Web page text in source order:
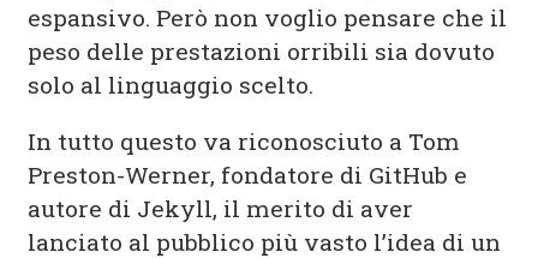
espansivo. Però non voglio pensare che il
peso delle prestazioni orribili sia dovuto
solo al linguaggio scelto.
In tutto questo va riconosciuto a Tom
Preston-Werner, fondatore di GitHub e
autore di Jekyll, il merito di aver
lanciato al pubblico più vasto l’idea di un